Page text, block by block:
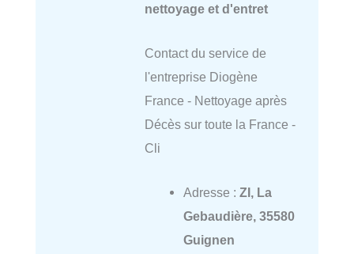
nettoyage et d'entret
Contact du service de
l'entreprise Diogène
France - Nettoyage après
Décès sur toute la France -
Cli
Adresse : ZI, La
Gebaudière, 35580
Guignen